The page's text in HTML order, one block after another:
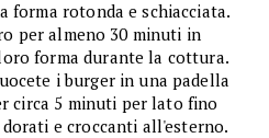
forma rotonda e schiacciata.
per almeno 30 minuti in
forma durante la cottura.
i burger in una padella
circa 5 minuti per lato fino
e croccanti all'esterno.